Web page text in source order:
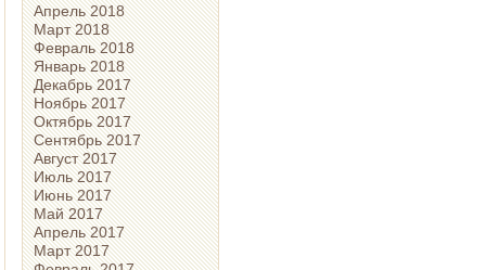
Апрель 2018
Март 2018
Февраль 2018
Январь 2018
Декабрь 2017
Ноябрь 2017
Октябрь 2017
Сентябрь 2017
Август 2017
Июль 2017
Июнь 2017
Май 2017
Апрель 2017
Март 2017